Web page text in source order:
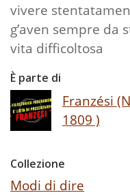
vivere
g’aven sempre da
vita difficoltosa
È parte di
Franzési
1809 )
Collezione
Modi di dire